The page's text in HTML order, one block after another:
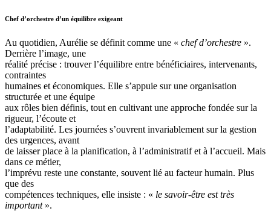
Chef d’orchestre d’un équilibre exigeant
Au quotidien, Aurélie se définit comme une « chef d’orchestre ».
Derrière l’image, une
réalité précise : trouver l’équilibre entre bénéficiaires, intervenants,
contraintes
humaines et économiques. Elle s’appuie sur une organisation
structurée et une équipe
aux rôles bien définis, tout en cultivant une approche fondée sur la
rigueur, l’écoute et
l’adaptabilité. Les journées s’ouvrent invariablement sur la gestion
des urgences, avant
de laisser place à la planification, à l’administratif et à l’accueil. Mais
dans ce métier,
l’imprévu reste une constante, souvent lié au facteur humain. Plus
que des
compétences techniques, elle insiste : « le savoir-être est très
important».